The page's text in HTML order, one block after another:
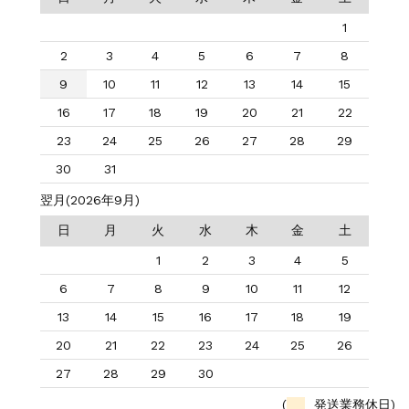
1
2
3 4 5 6 7
8
9
10 11 12 13 14
15
16
17 18 19 20 21
22
23
24 25 26 27 28
29
30
31
翌月(2026年9月)
日 月 火 水 木 金 土
1 2 3 4
5
6
7 8 9 10 11
12
13
14 15 16 17 18
19
20
21 22 23 24 25
26
27
28 29 30
( 発送業務休日)